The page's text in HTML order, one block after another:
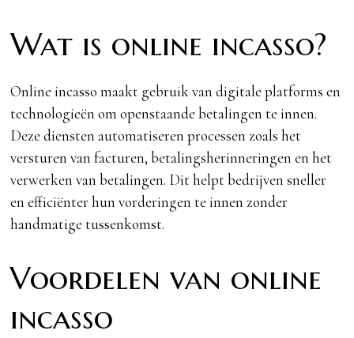
Wat is online incasso?
Online incasso maakt gebruik van digitale platforms en
technologieën om openstaande betalingen te innen.
Deze diensten automatiseren processen zoals het
versturen van facturen, betalingsherinneringen en het
verwerken van betalingen. Dit helpt bedrijven sneller
en efficiënter hun vorderingen te innen zonder
handmatige tussenkomst.
Voordelen van online
incasso